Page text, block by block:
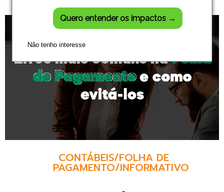
Quero entender os impactos →
Não tenho interesse
CONTÁBEIS/FOLHA DE
PAGAMENTO/INFORMATIVO